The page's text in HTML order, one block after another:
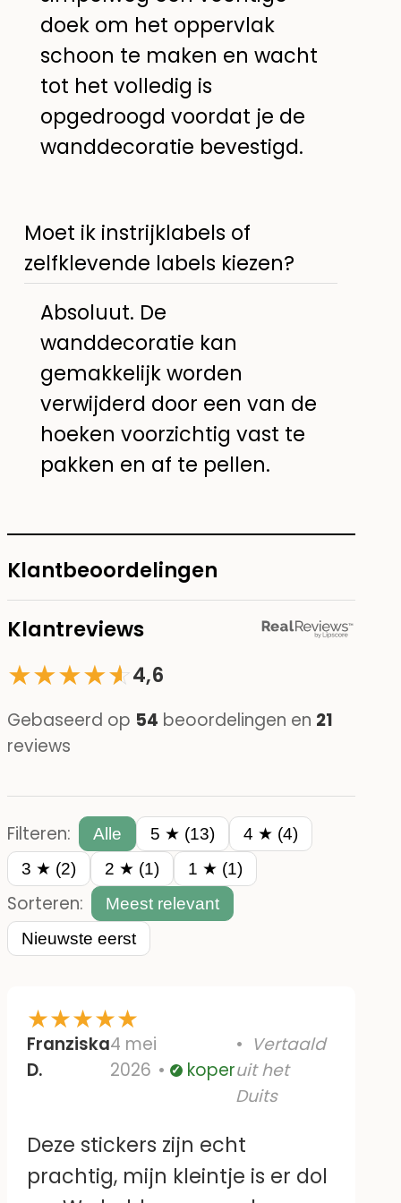
doek om het oppervlak
schoon te maken en wacht
tot het volledig is
opgedroogd voordat je de
wanddecoratie bevestigd.
Moet ik instrijklabels of
zelfklevende labels kiezen?
Absoluut. De
wanddecoratie kan
gemakkelijk worden
verwijderd door een van de
hoeken voorzichtig vast te
pakken en af te pellen.
Klantbeoordelingen
Klantreviews
★★★★☆
★4,6
Gebaseerd op 54 beoordelingen en 21
reviews
Filteren: Alle 5 ★ (13)
4 ★ (4)
3 ★ (2)
2 ★ (1) 1 ★ (1)
Sorteren:
Meest relevant
Nieuwste eerst
★★★★★
Franziska
D.
4 mei
2026
Geverifieerd
koper
Vertaald
uit het
Duits
Deze stickers zijn echt
prachtig, mijn kleintje is er dol